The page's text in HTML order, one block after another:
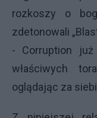
rozkoszy o
zdetonowali
- Corruption
właściwych
oglądając za